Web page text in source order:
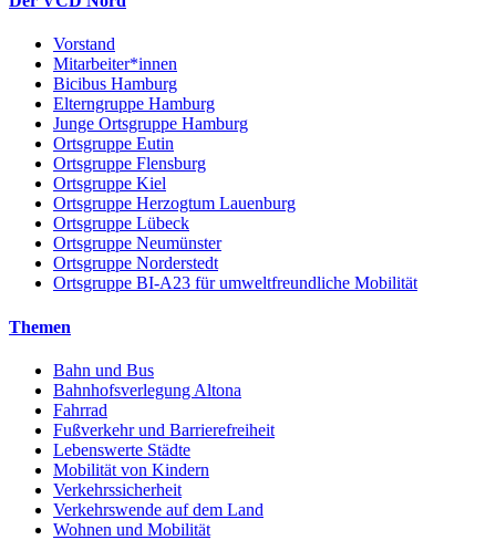
Vorstand
Mitarbeiter*innen
Bicibus Hamburg
Elterngruppe Hamburg
Junge Ortsgruppe Hamburg
Ortsgruppe Eutin
Ortsgruppe Flensburg
Ortsgruppe Kiel
Ortsgruppe Herzogtum Lauenburg
Ortsgruppe Lübeck
Ortsgruppe Neumünster
Ortsgruppe Norderstedt
Ortsgruppe BI-A23 für umweltfreundliche Mobilität
Themen
Bahn und Bus
Bahnhofsverlegung Altona
Fahrrad
Fußverkehr und Barrierefreiheit
Lebenswerte Städte
Mobilität von Kindern
Verkehrssicherheit
Verkehrswende auf dem Land
Wohnen und Mobilität